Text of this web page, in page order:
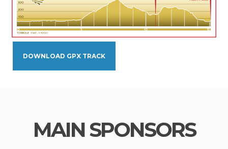
DOWNLOAD GPX TRACK
MAIN SPONSORS